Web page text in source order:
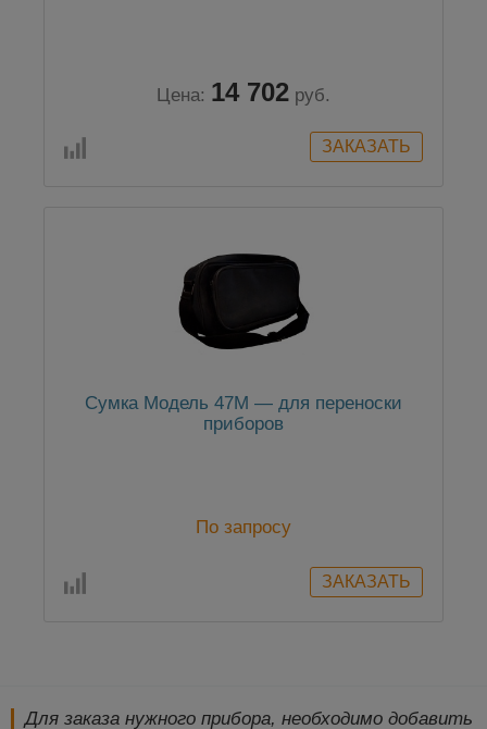
Цена: 14 702 руб.
Сумка Модель 47М — для переноски
приборов
По запросу
Для заказа нужного прибора, необходимо добавить